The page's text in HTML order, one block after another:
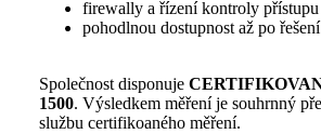
firewally a řízení kontroly
pohodlnou dostupnost až po
Společnost disponuje
1500. Výsledkem měření je souhrnný
službu certifikoaného měření.